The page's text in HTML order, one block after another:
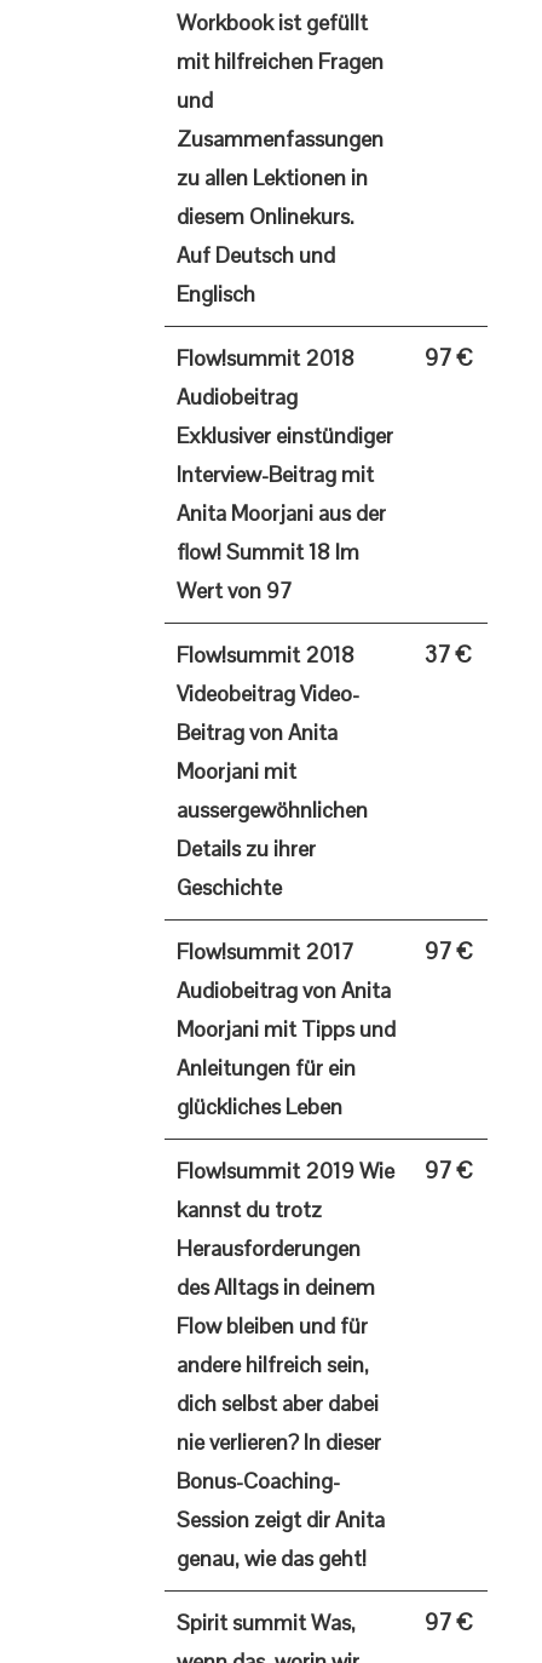
Workbook ist gefüllt
mit hilfreichen Fragen
und
Zusammenfassungen
zu allen Lektionen in
diesem Onlinekurs.
Auf Deutsch und
Englisch
Flow!summit 2018
Audiobeitrag
Exklusiver einstündiger
Interview-Beitrag mit
Anita Moorjani aus der
flow! Summit 18 Im
Wert von 97
97 €
Flow!summit 2018
VideobeitragVideo-
Beitrag von Anita
Moorjani mit
aussergewöhnlichen
Details zu ihrer
Geschichte
37 €
Flow!summit 2017
Audiobeitragvon Anita
Moorjani mit Tipps und
Anleitungen für ein
glückliches Leben
97 €
Flow!summit 2019Wie
kannst du trotz
Herausforderungen
des Alltags in deinem
Flow bleiben und für
andere hilfreich sein,
dich selbst aber dabei
nie verlieren? In dieser
Bonus-Coaching-
Session zeigt dir Anita
genau, wie das geht!
97 €
Spirit summitWas,
97 €